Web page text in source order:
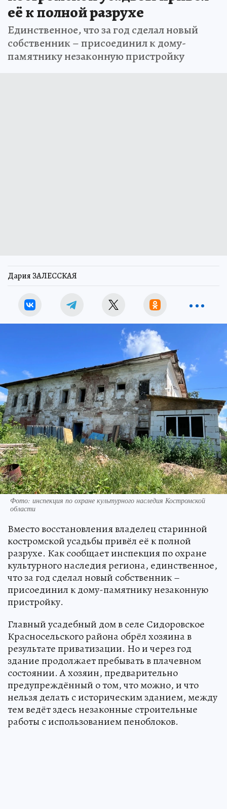
её к полной разрухе
Единственное, что за год сделал новый
собственник – присоединил к дому-
памятнику незаконную пристройку
Дария ЗАЛЕССКАЯ
Фото: инспекция по охране культурного наследия Костромской
области
Вместо восстановления владелец старинной
костромской усадьбы привёл её к полной
разрухе. Как сообщает инспекция по охране
культурного наследия региона, единственное,
что за год сделал новый собственник –
присоединил к дому-памятнику незаконную
пристройку.
Главный усадебный дом в селе Сидоровское
Красносельского района обрёл хозяина в
результате приватизации. Но и через год
здание продолжает пребывать в плачевном
состоянии. А хозяин, предварительно
предупреждённый о том, что можно, и что
нельзя делать с историческим зданием, между
тем ведёт здесь незаконные строительные
работы с использованием пеноблоков.